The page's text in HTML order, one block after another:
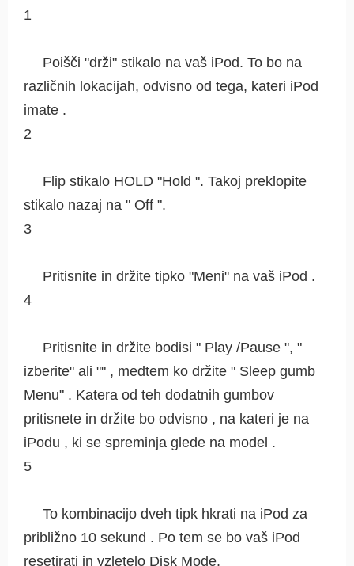
1
Poišči "drži" stikalo na vaš iPod. To bo na
različnih lokacijah, odvisno od tega, kateri iPod
imate .
2
Flip stikalo HOLD "Hold ". Takoj preklopite
stikalo nazaj na " Off ".
3
Pritisnite in držite tipko "Meni" na vaš iPod .
4
Pritisnite in držite bodisi " Play /Pause ", "
izberite" ali "" , medtem ko držite " Sleep gumb
Menu" . Katera od teh dodatnih gumbov
pritisnete in držite bo odvisno , na kateri je na
iPodu , ki se spreminja glede na model .
5
To kombinacijo dveh tipk hkrati na iPod za
približno 10 sekund . Po tem se bo vaš iPod
resetirati in vzletelo Disk Mode.